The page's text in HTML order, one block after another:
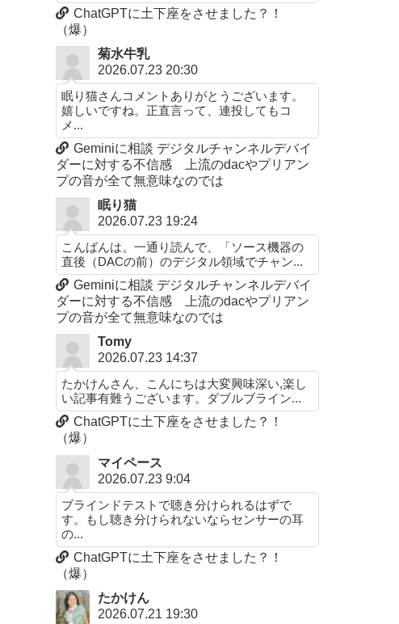
ChatGPTに土下座をさせました？！
（爆）
菊水牛乳
2026.07.23 20:30
眠り猫さんコメントありがとうございます。
嬉しいですね。正直言って、連投してもコ
メ...
Geminiに相談 デジタルチャンネルデバイ
ダーに対する不信感 上流のdacやプリアン
プの音が全て無意味なのでは
眠り猫
2026.07.23 19:24
こんばんは。一通り読んで、「ソース機器の
直後（DACの前）のデジタル領域でチャン...
Geminiに相談 デジタルチャンネルデバイ
ダーに対する不信感 上流のdacやプリアン
プの音が全て無意味なのでは
Tomy
2026.07.23 14:37
たかけんさん、こんにちは大変興味深い,楽し
い記事有難うございます。ダブルブライン...
ChatGPTに土下座をさせました？！
（爆）
マイペース
2026.07.23 9:04
ブラインドテストで聴き分けられるはずで
す。もし聴き分けられないならセンサーの耳
の...
ChatGPTに土下座をさせました？！
（爆）
たかけん
2026.07.21 19:30